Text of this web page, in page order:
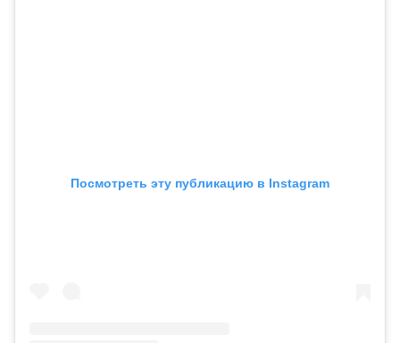
Посмотреть эту публикацию в Instagram